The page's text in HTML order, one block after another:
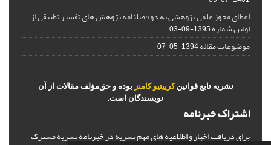
اعطای مجوز علمی پژوهشی به دو فصلنامه پژوهش های تفسیر تطبیقی از
اولین شماره1395-09-03
موضوعات مقاله1394-05-07
نشریه تابع قوانین کرییتیو کامنز بوده و حق‌مؤلف مقالات از آن
نویسندگان است.
اشتراک خبرنامه
برای دریافت اخبار و اطلاعیه های مهم نشریه در خبرنامه نشریه مشترک